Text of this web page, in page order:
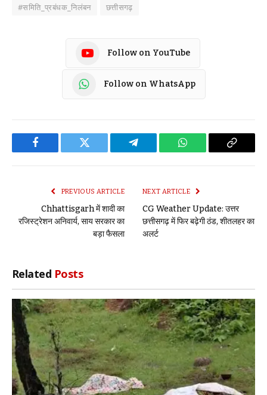
#समिति_प्रबंधक_निलंबन छत्तीसगढ़
Follow on YouTube
Follow on WhatsApp
Facebook Twitter Telegram WhatsApp Copy
PREVIOUS ARTICLE
Chhattisgarh में शादी का
रजिस्ट्रेशन अनिवार्य, साय सरकार का
बड़ा फैसला
NEXT ARTICLE
CG Weather Update: उत्तर
छत्तीसगढ़ में फिर बढ़ेगी ठंड, शीतलहर का
अलर्ट
Related Posts